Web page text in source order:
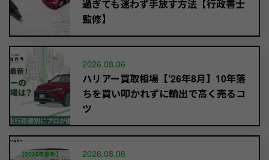
過ぎても迷わず手放す方法【行政書士
監修】
2026.08.06
ハリアー買取相場【’26年8月】10年落
ちを買い叩かれずに輸出で高く売るコ
ツ
2026.08.06